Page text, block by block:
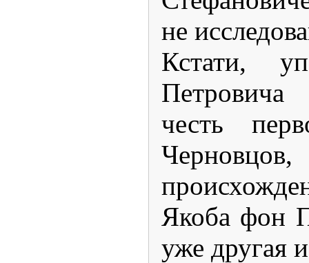
не
Кстати,
честь
Якоба фон
уже другая